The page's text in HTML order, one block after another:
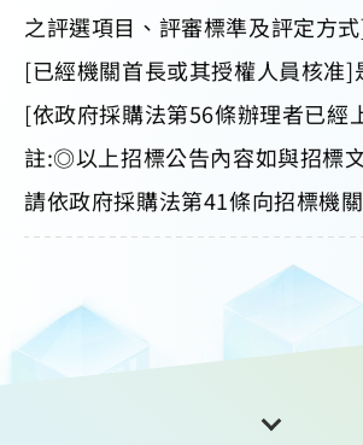
之評選項目、評審標準及評定方
[已經機關首長或其授權人員核准]
[依政府採購法第56條辦理者已經
註:◎以上招標公告內容如與招標
請依政府採購法第41條向招標機